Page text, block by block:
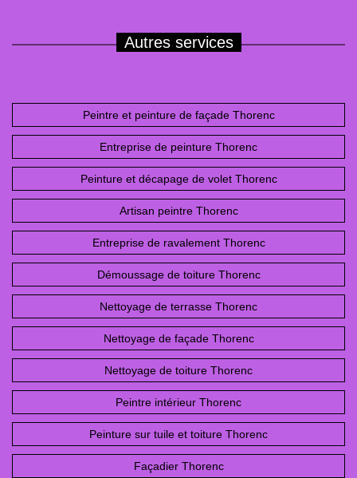
Autres services
Peintre et peinture de façade Thorenc
Entreprise de peinture Thorenc
Peinture et décapage de volet Thorenc
Artisan peintre Thorenc
Entreprise de ravalement Thorenc
Démoussage de toiture Thorenc
Nettoyage de terrasse Thorenc
Nettoyage de façade Thorenc
Nettoyage de toiture Thorenc
Peintre intérieur Thorenc
Peinture sur tuile et toiture Thorenc
Façadier Thorenc